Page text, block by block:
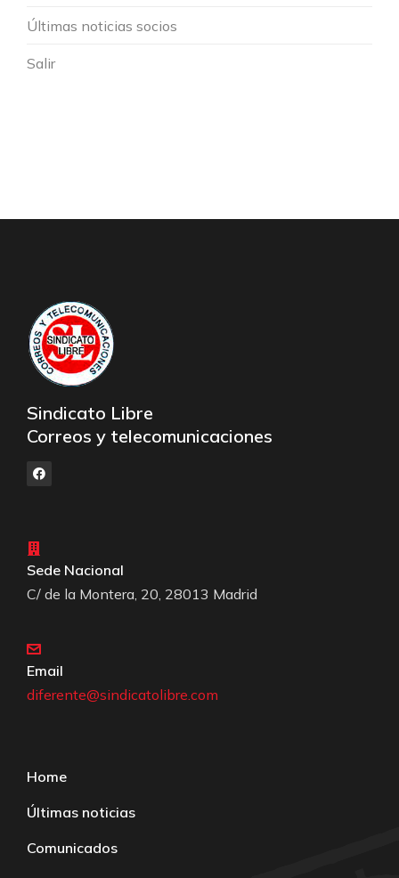
Últimas noticias socios
Salir
Sindicato Libre
Correos y telecomunicaciones
Sede Nacional
C/ de la Montera, 20, 28013 Madrid
Email
diferente@sindicatolibre.com
Home
Últimas noticias
Comunicados